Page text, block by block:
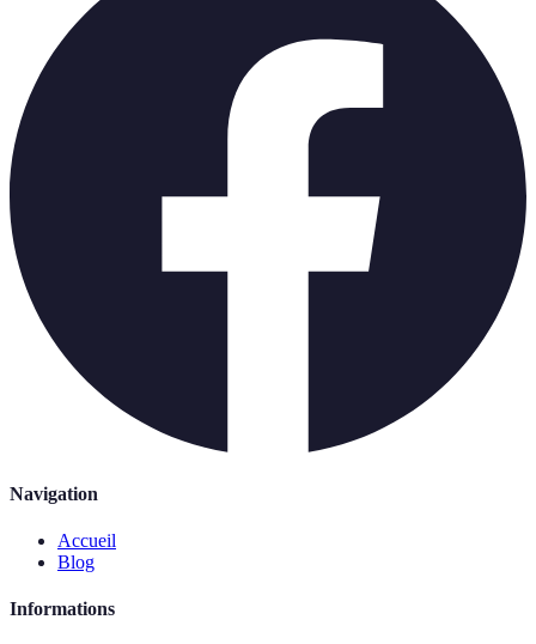
Navigation
Accueil
Blog
Informations